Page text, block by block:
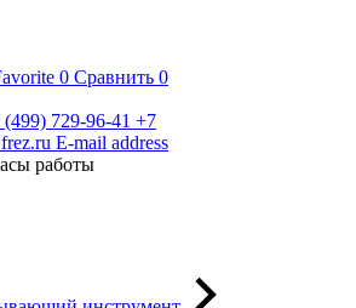
0 Сравнить 0
(499) 729-96-41 +7
E-mail address
работы